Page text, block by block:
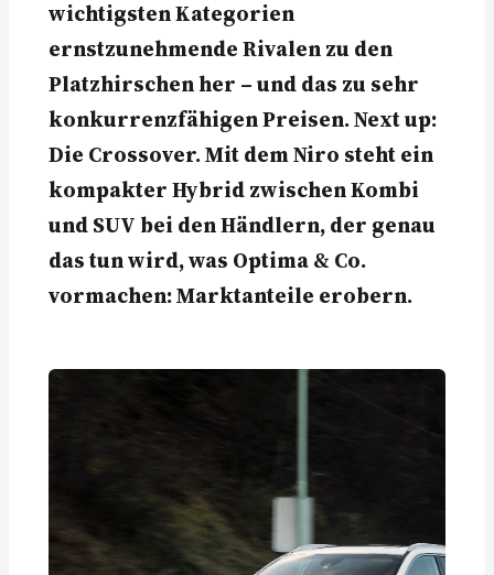
wichtigsten Kategorien
ernstzunehmende Rivalen zu den
Platzhirschen her – und das zu sehr
konkurrenzfähigen Preisen. Next up:
Die Crossover. Mit dem Niro steht ein
kompakter Hybrid zwischen Kombi
und SUV bei den Händlern, der genau
das tun wird, was Optima & Co.
vormachen: Marktanteile erobern.